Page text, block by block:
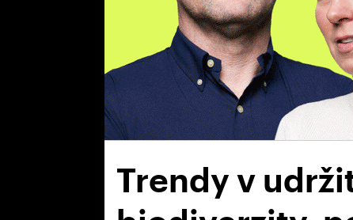
Trendy v